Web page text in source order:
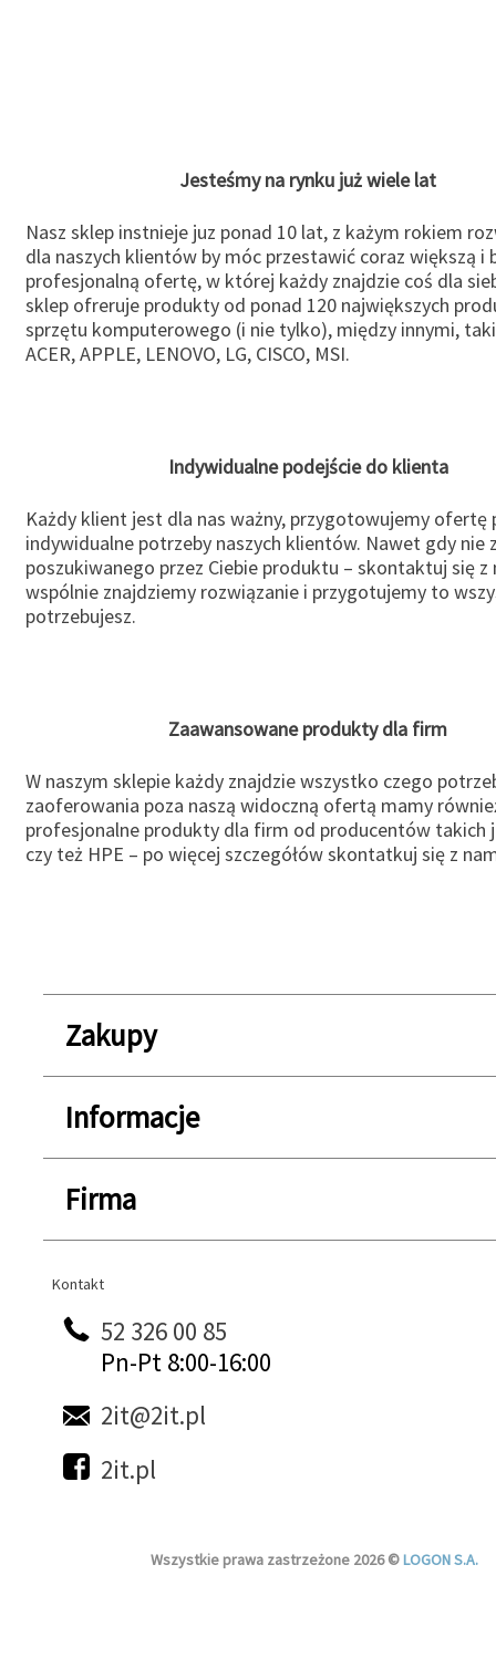
Jesteśmy na rynku już wiele lat
Nasz sklep instnieje juz ponad 10 lat, z każym rokiem
dla naszych klientów by móc przestawić coraz większą i
profesjonalną ofertę, w której każdy znajdzie coś dla
sklep ofreruje produkty od ponad 120 największych
sprzętu komputerowego (i nie tylko), między innymi,
ACER, APPLE, LENOVO, LG, CISCO, MSI.
Indywidualne podejście do klienta
Każdy klient jest dla nas ważny, przygotowujemy ofertę
indywidualne potrzeby naszych klientów. Nawet gdy nie
poszukiwanego przez Ciebie produktu – skontaktuj się z
wspólnie znajdziemy rozwiązanie i przygotujemy to
potrzebujesz.
Zaawansowane produkty dla firm
W naszym sklepie każdy znajdzie wszystko czego
zaoferowania poza naszą widoczną ofertą mamy
profesjonalne produkty dla firm od producentów takich
czy też HPE – po więcej szczegółów skontatkuj się z
Zakupy
Informacje
Firma
Kontakt
Kontakt
52 326 00 85
Pn-Pt 8:00-16:00
2it@2it.pl
2it.pl
Wszystkie prawa zastrzeżone 2026 ©LOGON S.A.